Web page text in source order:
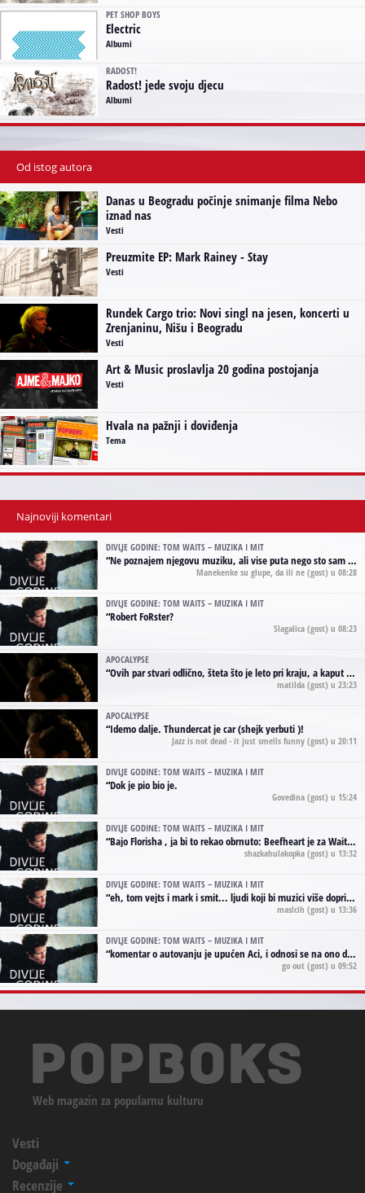
PET SHOP BOYS
Electric
Albumi
RADOST!
Radost! jede svoju djecu
Albumi
Od istog autora
Danas u Beogradu počinje snimanje filma Nebo
iznad nas
Vesti
Preuzmite EP: Mark Rainey - Stay
Vesti
Rundek Cargo trio: Novi singl na jesen, koncerti u
Zrenjaninu, Nišu i Beogradu
Vesti
Art & Music proslavlja 20 godina postojanja
Vesti
Hvala na pažnji i doviđenja
Tema
Najnoviji komentari
DIVLJE GODINE: TOM WAITS – MUZIKA I MIT
“Ne poznajem njegovu muziku, ali vise puta nego sto sam to zazeleo gledao sam njegove umjetnicke slike na raznim stranama interneta. Te stoga zakljucujem da je Tom Waits Lady Gaga muzike namrstenih, ma
Manekenke su glupe, da ili ne (gost) u 08:28
DIVLJE GODINE: TOM WAITS – MUZIKA I MIT
“Robert FoRster?
Slagalica (gost) u 08:23
APOCALYPSE
“Ovih par stvari odlično, šteta što je leto pri kraju, a kaput koji te vervoatno podseća na pirotski ćilim je iz tradicije Navaho indijanaca ;)
matilda (gost) u 23:23
APOCALYPSE
“Idemo dalje. Thundercat je car (shejk yerbuti )!
Jazz is not dead - it just smells funny (gost) u 20:11
DIVLJE GODINE: TOM WAITS – MUZIKA I MIT
“Dok je pio bio je.
Govedina (gost) u 15:24
DIVLJE GODINE: TOM WAITS – MUZIKA I MIT
“Bajo Florisha , ja bi to rekao obrnuto: Beefheart je za Waitsa, isto sto i Hendrix za Lenny Kravitza
shazkahulakopka (gost) u 13:32
DIVLJE GODINE: TOM WAITS – MUZIKA I MIT
“eh, tom vejts i mark i smit... ljudi koji bi muzici više doprineli da su radili kao vozači tramvaja u gsp-u.
maslcih (gost) u 13:36
DIVLJE GODINE: TOM WAITS – MUZIKA I MIT
“komentar o autovanju je upućen Aci, i odnosi se na ono drugo autovanje...'senzualnost Waitsa' ;)
go out (gost) u 09:52
Web magazin za popularnu kulturu
Vesti
Događaji
Recenzije